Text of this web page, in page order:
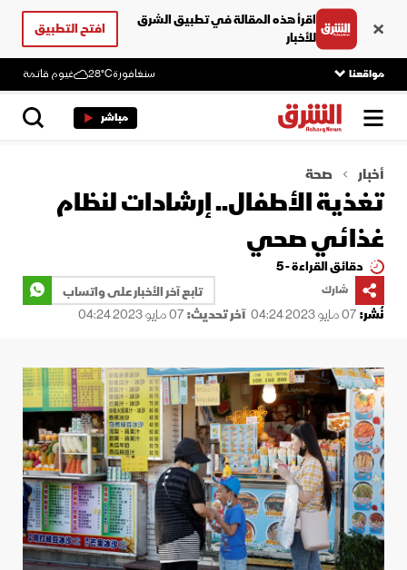
اقرأ هذه المقالة في تطبيق الشرق
للأخبار
افتح التطبيق
مواقعنا سنغافورة28°C غيوم قاتمة
مباشر
أخبار صحة
تغذية الأطفال.. إرشادات لنظام
غذائي صحي
دقائق القراءة - 5
شارك
تابع آخر الأخبار على واتساب
نُشر:07 مايو 2023 04:24 آخر تحديث:07 مايو 2023 04:24